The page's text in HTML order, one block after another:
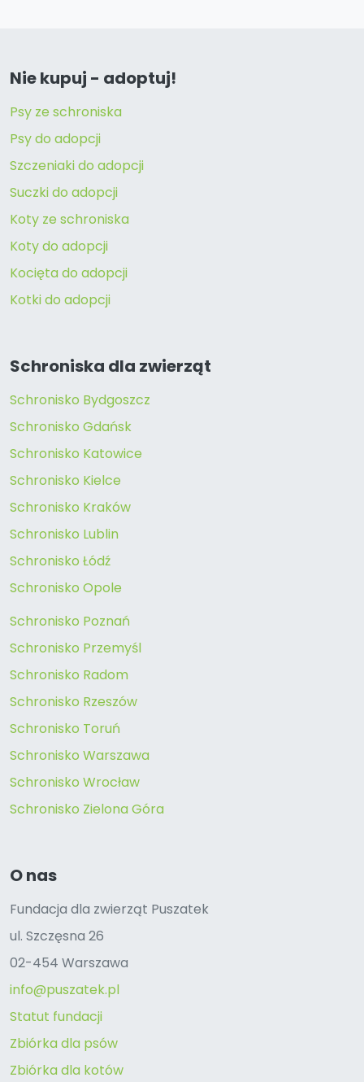
Nie kupuj - adoptuj!
Psy ze schroniska
Psy do adopcji
Szczeniaki do adopcji
Suczki do adopcji
Koty ze schroniska
Koty do adopcji
Kocięta do adopcji
Kotki do adopcji
Schroniska dla zwierząt
Schronisko Bydgoszcz
Schronisko Gdańsk
Schronisko Katowice
Schronisko Kielce
Schronisko Kraków
Schronisko Lublin
Schronisko Łódź
Schronisko Opole
Schronisko Poznań
Schronisko Przemyśl
Schronisko Radom
Schronisko Rzeszów
Schronisko Toruń
Schronisko Warszawa
Schronisko Wrocław
Schronisko Zielona Góra
O nas
Fundacja dla zwierząt Puszatek
ul. Szczęsna 26
02-454 Warszawa
info@puszatek.pl
Statut fundacji
Zbiórka dla psów
Zbiórka dla kotów